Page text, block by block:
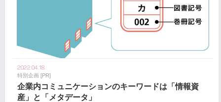
2022.04.18
特別企画 [PR]
企業内コミュニケーションのキーワードは「情報資
産」と「メタデータ」